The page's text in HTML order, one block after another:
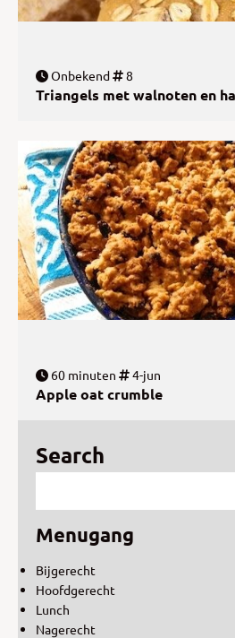
Onbekend 8
Triangels met walnoten en
60 minuten 4-jun
Apple oat crumble
Search
Menugang
Bijgerecht
Hoofdgerecht
Lunch
Nagerecht